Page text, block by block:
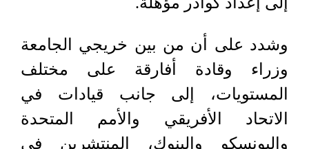
وشدد على أن من بين خريجي الجامعة
وزراء وقادة أفارقة على مختلف
المستويات، إلى جانب قيادات في
الاتحاد الأفريقي والأمم المتحدة
واليونسكو والبنوك، المنتشرين في